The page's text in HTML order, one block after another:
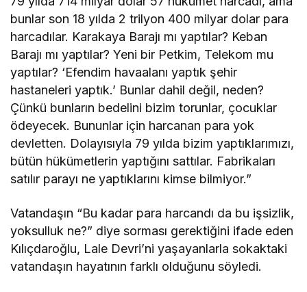
bunlar son 18 yılda 2 trilyon 400 milyar dolar para
harcadılar. Karakaya Barajı mı yaptılar? Keban
Barajı mı yaptılar? Yeni bir Petkim, Telekom mu
yaptılar? ‘Efendim havaalanı yaptık şehir
hastaneleri yaptık.’ Bunlar dahil değil, neden?
Çünkü bunların bedelini bizim torunlar, çocuklar
ödeyecek. Bununlar için harcanan para yok
devletten. Dolayısıyla 79 yılda bizim yaptıklarımızı,
bütün hükümetlerin yaptığını sattılar. Fabrikaları
satılır parayı ne yaptıklarını kimse bilmiyor.”
Vatandaşın “Bu kadar para harcandı da bu işsizlik,
yoksulluk ne?” diye sorması gerektiğini ifade eden
Kılıçdaroğlu, Lale Devri’ni yaşayanlarla sokaktaki
vatandaşın hayatının farklı olduğunu söyledi.